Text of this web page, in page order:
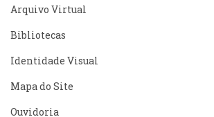
Arquivo Virtual
Bibliotecas
Identidade Visual
Mapa do Site
Ouvidoria